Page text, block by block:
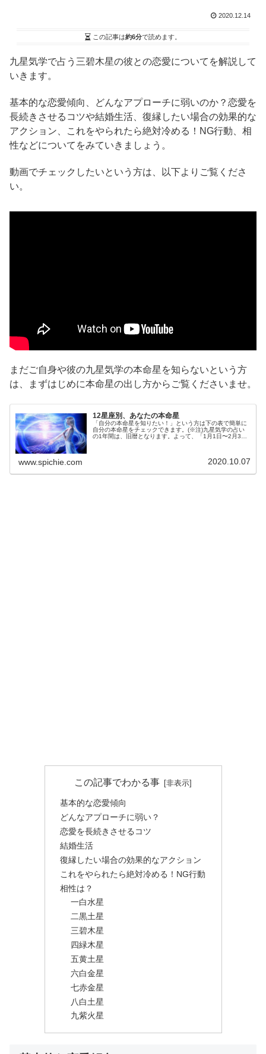
2020.12.14
この記事は約6分で読めます。
九星気学で占う三碧木星の彼との恋愛についてを解説して
いきます。
基本的な恋愛傾向、どんなアプローチに弱いのか？恋愛を
長続きさせるコツや結婚生活、復縁したい場合の効果的な
アクション、これをやられたら絶対冷める！NG行動、相
性などについてをみていきましょう。
動画でチェックしたいという方は、以下よりご覧くださ
い。
まだご自身や彼の九星気学の本命星を知らないという方
は、まずはじめに本命星の出し方からご覧くださいませ。
12星座別、あなたの本命星
「自分の本命星を知りたい！」という方は下の表で簡単に
自分の本命星をチェックできます。(※注)九星気学の占い
の1年間は、旧暦となります。よって、「1月1日〜2月3
www.spichie.com 2020.10.07
この記事でわかる事
基本的な恋愛傾向
どんなアプローチに弱い？
恋愛を長続きさせるコツ
結婚生活
復縁したい場合の効果的なアクション
これをやられたら絶対冷める！NG行動
相性は？
一白水星
二黒土星
三碧木星
四緑木星
五黄土星
六白金星
七赤金星
八白土星
九紫火星